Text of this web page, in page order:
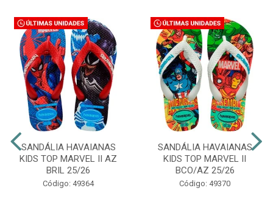
SANDÁLIA HAVAIANAS
KIDS TOP MARVEL II AZ
BRIL 25/26
Código: 49364
SANDÁLIA HAVAIANAS
KIDS TOP MARVEL II
BCO/AZ 25/26
Código: 49370